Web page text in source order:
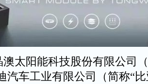
太阳能科技股份有限公司
汽车工业有限公司（简称“